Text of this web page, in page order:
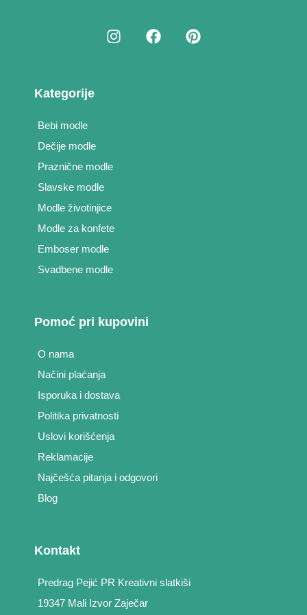
Kategorije
Bebi modle
Dečije modle
Praznične modle
Slavske modle
Modle životinjice
Modle za konfete
Emboser modle
Svadbene modle
Pomoć pri kupovini
O nama
Načini plaćanja
Isporuka i dostava
Politika privatnosti
Uslovi korišćenja
Reklamacije
Najčešća pitanja i odgovori
Blog
Kontakt
Predrag Pejić PR Kreativni slatkiši
19347 Mali Izvor Zaječar